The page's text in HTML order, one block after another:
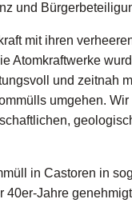
und
mit ihren
Atomkraftwerke
und zeitnah
umgehen.
in Castoren in
40er-Jahre